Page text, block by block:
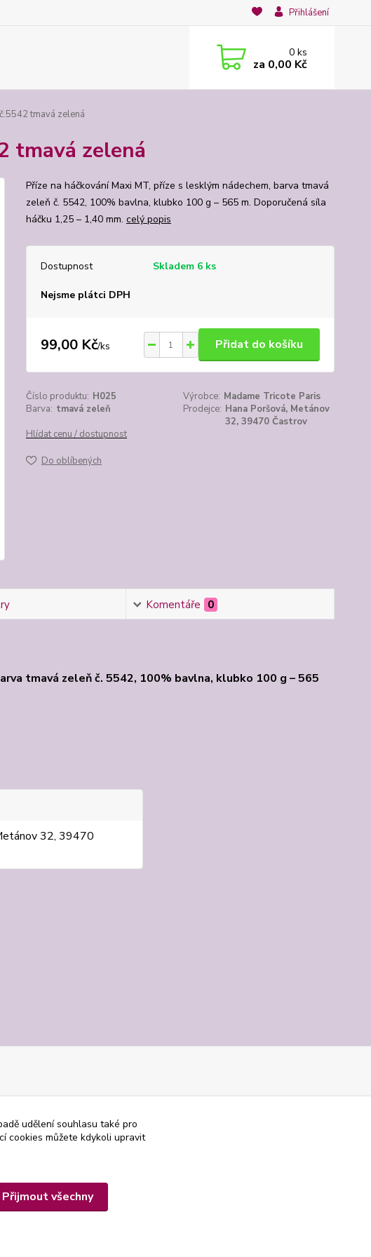
Přihlášení
0ks
za 0,00 Kč
tmavá zelená
tmavá zelená
Příze na háčkování Maxi MT, příze s lesklým nádechem, barva tmavá
zeleň č. 5542, 100% bavlna, klubko 100 g – 565 m. Doporučená síla
háčku 1,25 – 1,40 mm. celý popis
Dostupnost Skladem 6 ks
Nejsme plátci DPH
99,00 Kč/ks Přidat do košíku
Číslo produktu: H025 Výrobce: Madame Tricote Paris
Barva: tmavá zeleň Prodejce: Hana Poršová, Metánov
32, 39470 Častrov
Hlídat cenu / dostupnost
Do oblíbených
Komentáře 0
tmavá zeleň č. 5542, 100% bavlna, klubko 100 g – 565
32, 39470
udělení souhlasu také pro
cookies můžete kdykoli upravit
Přijmout všechny